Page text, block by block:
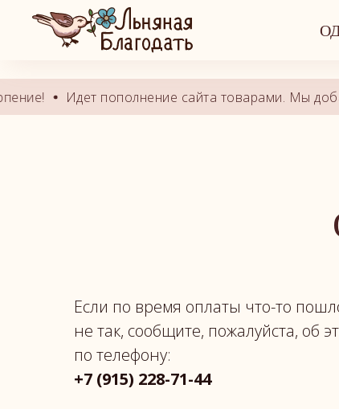
Идет пополнение сайта товарами. Мы
Если по время оплаты что-то
не так, сообщите, пожалуйста, об
по телефону:
+7 (915) 228-71-44